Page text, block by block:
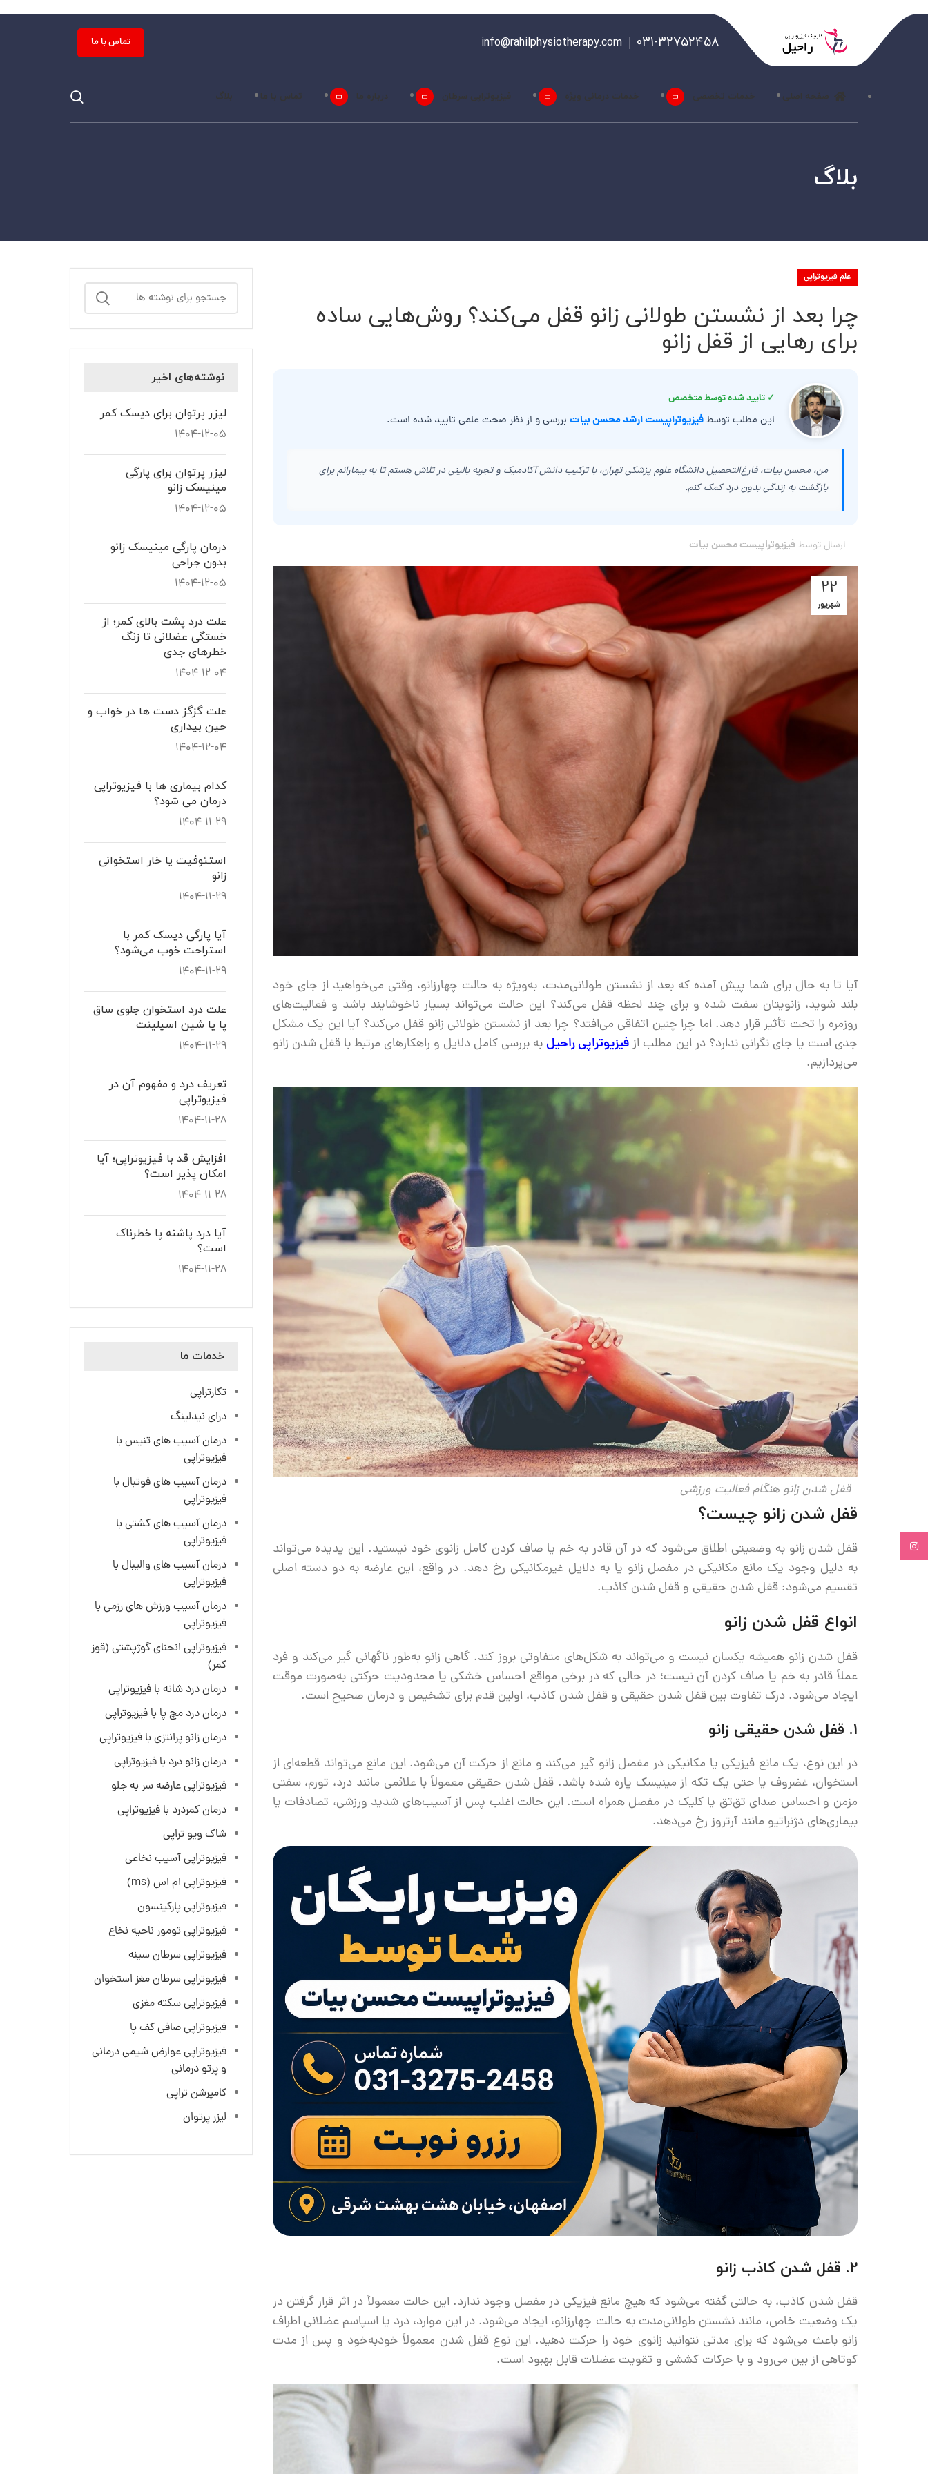
031-32752458
info@rahilphysiotherapy.com تماس با ما
صفحه اصلی خدمات تخصصی خدمات درمانی ویژه فیزیوتراپی سرطان درباره ما تماس با ما بلاگ
بلاگ
علم فیزیوتراپی
چرا بعد از نشستن طولانی زانو قفل می‌کند؟ روش‌هایی ساده
برای رهایی از قفل زانو
✓ تایید شده توسط متخصص
این مطلب توسطفیزیوتراپیست ارشد محسن بیات بررسی و از نظر صحت علمی تایید شده است.
من، محسن بیات، فارغ‌التحصیل دانشگاه علوم پزشکی تهران، با ترکیب دانش آکادمیک و تجربه بالینی در تلاش هستم تا به بیمارانم برای
بازگشت به زندگی بدون درد کمک کنم.
ارسال توسط فیزیوتراپیست محسن بیات
۲۲
شهریور
آیا تا به حال برای شما پیش آمده که بعد از نشستن طولانی‌مدت، به‌ویژه به حالت چهارزانو، وقتی می‌خواهید از جای خود
بلند شوید، زانویتان سفت شده و برای چند لحظه قفل می‌کند؟ این حالت می‌تواند بسیار ناخوشایند باشد و فعالیت‌های
روزمره را تحت تأثیر قرار دهد. اما چرا چنین اتفاقی می‌افتد؟ چرا بعد از نشستن طولانی زانو قفل می‌کند؟ آیا این یک مشکل
جدی است یا جای نگرانی ندارد؟ در این مطلب ازفیزیوتراپی راحیل به بررسی کامل دلایل و راهکارهای مرتبط با قفل شدن زانو
می‌پردازیم.
قفل شدن زانو هنگام فعالیت ورزشی
قفل شدن زانو چیست؟
قفل شدن زانو به وضعیتی اطلاق می‌شود که در آن قادر به خم یا صاف کردن کامل زانوی خود نیستید. این پدیده می‌تواند
به دلیل وجود یک مانع مکانیکی در مفصل زانو یا به دلایل غیرمکانیکی رخ دهد. در واقع، این عارضه به دو دسته اصلی
تقسیم می‌شود: قفل شدن حقیقی و قفل شدن کاذب.
انواع قفل شدن زانو
قفل شدن زانو همیشه یکسان نیست و می‌تواند به شکل‌های متفاوتی بروز کند. گاهی زانو به‌طور ناگهانی گیر می‌کند و فرد
عملاً قادر به خم یا صاف کردن آن نیست؛ در حالی که در برخی مواقع احساس خشکی یا محدودیت حرکتی به‌صورت موقت
ایجاد می‌شود. درک تفاوت بین قفل شدن حقیقی و قفل شدن کاذب، اولین قدم برای تشخیص و درمان صحیح است.
1. قفل شدن حقیقی زانو
در این نوع، یک مانع فیزیکی یا مکانیکی در مفصل زانو گیر می‌کند و مانع از حرکت آن می‌شود.این مانع می‌تواند قطعه‌ای از
استخوان، غضروف یا حتی یک تکه از مینیسک پاره شده باشد. قفل شدن حقیقی معمولاً با علائمی مانند درد، تورم، سفتی
مزمن و احساس صدای تق‌تق یا کلیک در مفصل همراه است.این حالت اغلب پس از آسیب‌های شدید ورزشی، تصادفات یا
بیماری‌های دژنراتیو مانند آرتروز رخ می‌دهد.
2. قفل شدن کاذب زانو
قفل شدن کاذب، به حالتی گفته می‌شود که هیچ مانع فیزیکی در مفصل وجود ندارد.این حالت معمولاً در اثر قرار گرفتن در
یک وضعیت خاص، مانند نشستن طولانی‌مدت به حالت چهارزانو، ایجاد می‌شود.در این موارد، درد یا اسپاسم عضلانی اطراف
زانو باعث می‌شود که برای مدتی نتوانید زانوی خود را حرکت دهید.این نوع قفل شدن معمولاً خودبه‌خود و پس از مدت
کوتاهی از بین می‌رود و با حرکات کششی و تقویت عضلات قابل بهبود است.
نوشته‌های اخیر
لیزر پرتوان برای دیسک کمر
۱۴۰۴-۱۲-۰۵
لیزر پرتوان برای پارگی
مینیسک زانو
۱۴۰۴-۱۲-۰۵
درمان پارگی مینیسک زانو
بدون جراحی
۱۴۰۴-۱۲-۰۵
علت درد پشت بالای کمر؛ از
خستگی عضلانی تا زنگ
خطرهای جدی
۱۴۰۴-۱۲-۰۴
علت گزگز دست ها در خواب و
حین بیداری
۱۴۰۴-۱۲-۰۴
کدام بیماری ها با فیزیوتراپی
درمان می شود؟
۱۴۰۴-۱۱-۲۹
استئوفیت یا خار استخوانی
زانو
۱۴۰۴-۱۱-۲۹
آیا پارگی دیسک کمر با
استراحت خوب می‌شود؟
۱۴۰۴-۱۱-۲۹
علت درد استخوان جلوی ساق
پا یا شین اسپلینت
۱۴۰۴-۱۱-۲۹
تعریف درد و مفهوم آن در
فیزیوتراپی
۱۴۰۴-۱۱-۲۸
افزایش قد با فیزیوتراپی؛ آیا
امکان پذیر است؟
۱۴۰۴-۱۱-۲۸
آیا درد پاشنه پا خطرناک
است؟
۱۴۰۴-۱۱-۲۸
خدمات ما
تکارتراپی
درای نیدلینگ
درمان آسیب های تنیس با
فیزیوتراپی
درمان آسیب های فوتبال با
فیزیوتراپی
درمان آسیب های کشتی با
فیزیوتراپی
درمان آسیب های والیبال با
فیزیوتراپی
درمان آسیب ورزش های رزمی با
فیزیوتراپی
فیزیوتراپی انحنای گوژ‌پشتی (قوز
کمر)
درمان درد شانه با فیزیوتراپی
درمان درد مچ پا با فیزیوتراپی
درمان زانو پرانتزی با فیزیوتراپی
درمان زانو درد با فیزیوتراپی
فیزیوتراپی عارضه سر به جلو
درمان کمردرد با فیزیوتراپی
شاک ویو تراپی
فیزیوتراپی آسیب نخاعی
فیزیوتراپی ام اس (ms)
فیزیوتراپی پارکینسون
فیزیوتراپی تومور ناحیه نخاع
فیزیوتراپی سرطان سینه
فیزیوتراپی سرطان مغز استخوان
فیزیوتراپی سکته مغزی
فیزیوتراپی صافی کف پا
فیزیوتراپی عوارض شیمی درمانی
و پرتو درمانی
کامپرشن تراپی
لیزر پرتوان
Instagram